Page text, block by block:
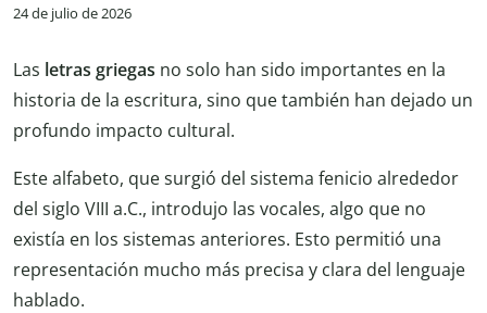
24 de julio de 2026
Las letras griegas no solo han sido importantes en la
historia de la escritura, sino que también han dejado un
profundo impacto cultural.
Este alfabeto, que surgió del sistema fenicio alrededor
del siglo VIII a.C., introdujo las vocales, algo que no
existía en los sistemas anteriores. Esto permitió una
representación mucho más precisa y clara del lenguaje
hablado.